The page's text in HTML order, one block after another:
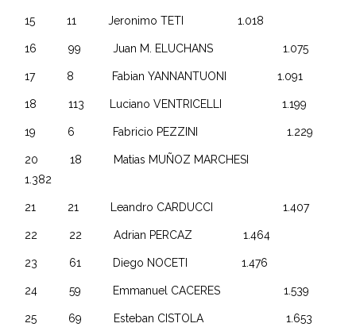
15 11 Jeronimo TETI 1.018
16 99 Juan M. ELUCHANS 1.075
17 8 Fabian YANNANTUONI 1.091
18 113 Luciano VENTRICELLI 1.199
19 6 Fabricio PEZZINI 1.229
20 18 Matias MUÑOZ MARCHESI
1.382
21 21 Leandro CARDUCCI 1.407
22 22 Adrian PERCAZ 1.464
23 61 Diego NOCETI 1.476
24 59 Emmanuel CACERES 1.539
25 69 Esteban CISTOLA 1.653